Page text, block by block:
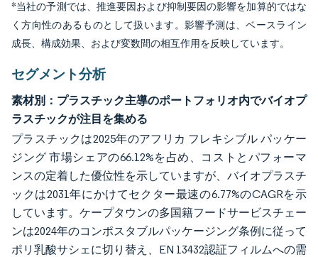
*当社の予測では、推進要因および抑制要因の影響を加算的ではな
く方向性のあるものとして扱います。影響予測は、ベースライン
成長、構成効果、および変数間の相互作用を反映しています。
セグメント分析
素材別：プラスチック主導のポートフォリオ内でバイオプ
ラスチックが注目を集める
プラスチックは2025年のアフリカ フレキシブル パッケー
ジング 市場シェアの66.12%を占め、コストとパフォーマ
ンスの定着した優位性を示していますが、バイオプラスチ
ックは2031年にかけてセクター最速の6.77%のCAGRを示
しています。ケープタウンの多国籍フードサービスチェー
ンは2024年のコンポスタブルパッケージング条例に従って
ポリ乳酸サシェに切り替え、EN 13432認証フィルムへの需